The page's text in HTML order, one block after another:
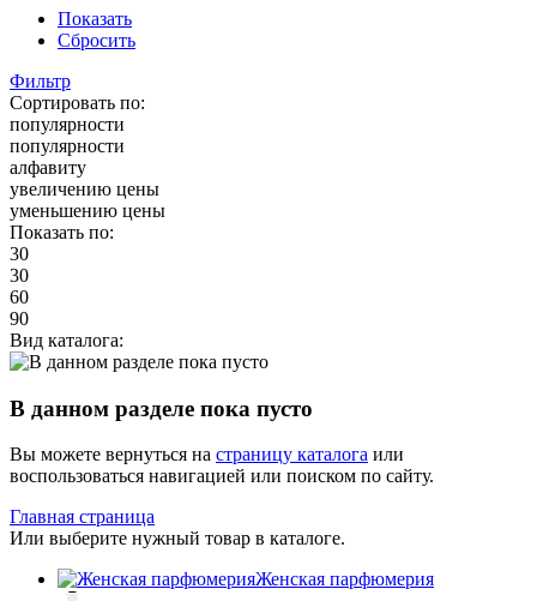
Показать
Сбросить
Фильтр
Сортировать по:
популярности
популярности
алфавиту
увеличению цены
уменьшению цены
Показать по:
30
30
60
90
Вид каталога:
В данном разделе пока пусто
Вы можете вернуться на страницу каталога или
воспользоваться навигацией или поиском по сайту.
Главная страница
Или выберите нужный товар в каталоге.
Женская парфюмерия